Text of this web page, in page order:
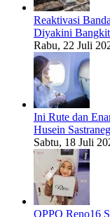
Reaktivasi
Diyakini
Rabu, 22 Juli
Ini Rute dan
Husein
Sabtu, 18 Juli
OPPO Reno16